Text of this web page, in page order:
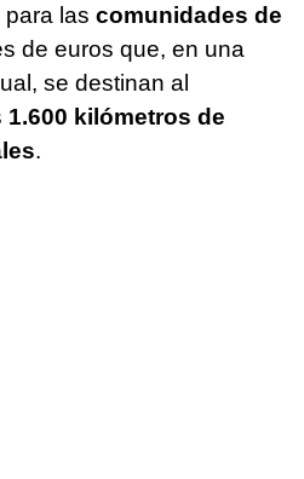
las comunidades de
de euros que, en una
se destinan al
1.600 kilómetros de
.